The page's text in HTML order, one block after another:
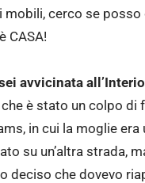
mobili, cerco se
CASA!
avvicinata
è stato un colpo di
in cui la moglie
su un’altra strada,
deciso che dovevo